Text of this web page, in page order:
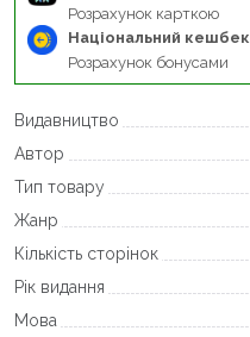
Розрахунок карткою
Національний кешбек
Розрахунок бонусами
Видавництво
Автор
Тип товару
Жанр
Кількість сторінок
Рік видання
Мова